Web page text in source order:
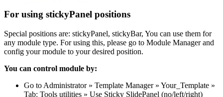
For using stickyPanel positions
Special positions are: stickyPanel, stickyBar, You can use them for
any module type. For using this, please go to Module Manager and
config your module to your desired position.
You can control module by:
Go to Administrator » Template Manager » Your_Template »
Tab: Tools utilities » Use Sticky SlidePanel (no/left/right)